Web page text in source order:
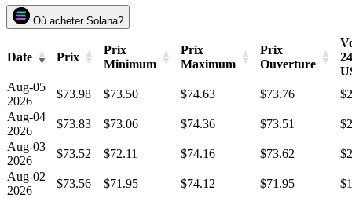
Où acheter Solana?
Date Prix
Prix
Minimum
Prix
Maximum
Prix
Ouverture
Aug-05
2026
$73.98 $73.50 $74.63 $73.76
Aug-04
2026
$73.83 $73.06 $74.36 $73.51
Aug-03
2026
$73.52 $72.11 $74.16 $73.62
Aug-02
2026
$73.56 $71.95 $74.12 $71.95